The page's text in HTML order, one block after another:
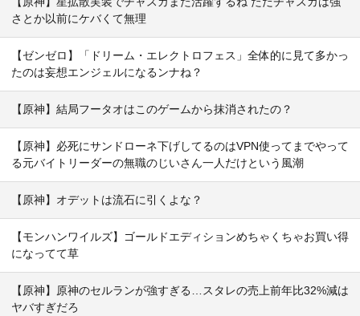
さとか以前にケバくて無理
【ゼンゼロ】「ドリーム・エレクトロフェス」全体的に見て多かっ
たのは妄想エンジェルになるンナね？
【原神】結局フータオはこのゲームから抹消されたの？
【原神】必死にサンドローネ下げしてるのはVPN使ってまでやって
る元バイトリーダーの無職のじいさん一人だけという風潮
【原神】オデットは流石に引くよな？
【モンハンワイルズ】ゴールドエディションめちゃくちゃお買い得
になってて草
【原神】原神のセルランが強すぎる…スタレの売上前年比32%減は
ヤバすぎだろ